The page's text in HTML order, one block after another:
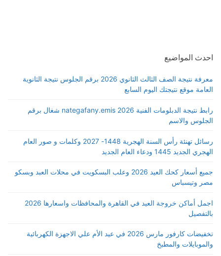
احدث المواضيع
معرفة نتيجة الصف الثالث الثانوي 2026 برقم الجلوس نتيجة الثانوية
العامة موقع نتيجتك اليوم السابع
رابط نتيجة الدبلومات الفنية 2026 nategafany.emis شغال برقم
الجلوس والاسم
رسائل تهنئة رأس السنة الهجرية 1448- 2027 وكلمات و صور العام
الهجري الجديد 1445 ودعاء العام الجديد
جميع أسعار كحك العيد 2026 وعلب البسكويت في محلات العبد وبسكو
مصر وتيسباس
اجمل أماكن خروجة العيد في القاهرة والمحافظات واسعارها 2026
بالتفصيل
تخفيضات كارفور مارس 2026 في عيد الأم علي الاجهزة الكهربائية
والموبايلات والمطبخ